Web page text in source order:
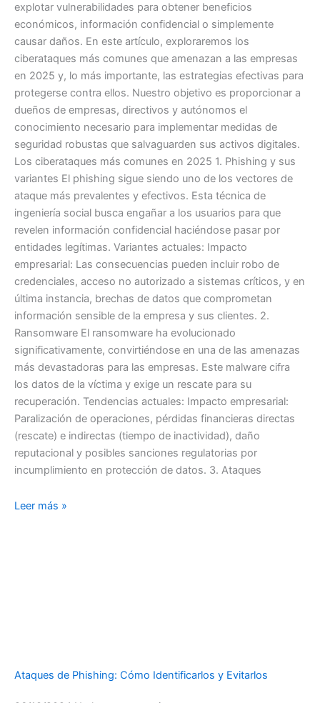
explotar vulnerabilidades para obtener beneficios
económicos, información confidencial o simplemente
causar daños. En este artículo, exploraremos los
ciberataques más comunes que amenazan a las empresas
en 2025 y, lo más importante, las estrategias efectivas para
protegerse contra ellos. Nuestro objetivo es proporcionar a
dueños de empresas, directivos y autónomos el
conocimiento necesario para implementar medidas de
seguridad robustas que salvaguarden sus activos digitales.
Los ciberataques más comunes en 2025 1. Phishing y sus
variantes El phishing sigue siendo uno de los vectores de
ataque más prevalentes y efectivos. Esta técnica de
ingeniería social busca engañar a los usuarios para que
revelen información confidencial haciéndose pasar por
entidades legítimas. Variantes actuales: Impacto
empresarial: Las consecuencias pueden incluir robo de
credenciales, acceso no autorizado a sistemas críticos, y en
última instancia, brechas de datos que comprometan
información sensible de la empresa y sus clientes. 2.
Ransomware El ransomware ha evolucionado
significativamente, convirtiéndose en una de las amenazas
más devastadoras para las empresas. Este malware cifra
los datos de la víctima y exige un rescate para su
recuperación. Tendencias actuales: Impacto empresarial:
Paralización de operaciones, pérdidas financieras directas
(rescate) e indirectas (tiempo de inactividad), daño
reputacional y posibles sanciones regulatorias por
incumplimiento en protección de datos. 3. Ataques
Leer más »
Ataques de Phishing: Cómo Identificarlos y Evitarlos